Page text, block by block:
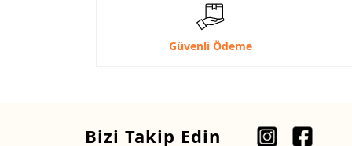
Güvenli Ödeme
Bizi Takip Edin